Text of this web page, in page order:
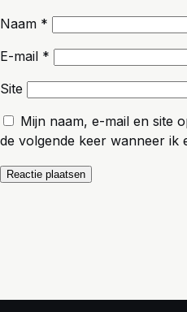
Naam *
E-mail *
Site
Mijn naam, e-mail en site
de volgende keer wanneer ik